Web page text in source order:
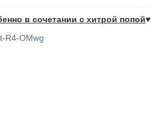
в сочетании с хитрой попой♥